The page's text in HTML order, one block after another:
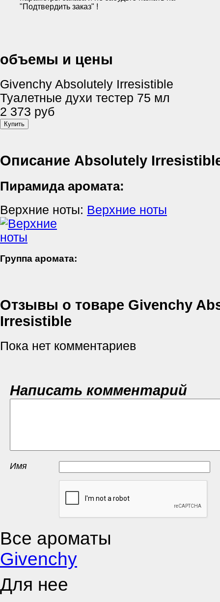
"Подтвердить заказ" !
объемы и цены
Givenchy Absolutely Irresistible
Туалетные духи тестер 75 мл
2 373 руб
Описание Absolutely
Пирамида аромата:
Верхние ноты: Верхние ноты
Группа аромата:
Отзывы о товаре Givenchy
Irresistible
Пока нет комментариев
Написать комментарий
Имя
Все ароматы
Givenchy
Для нее